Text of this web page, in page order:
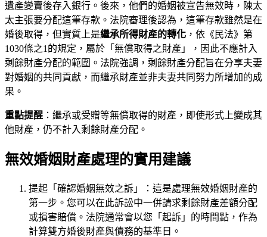
遺產變賣後存入銀行。後來，他們的婚姻被宣告無效時，陳太
太主張要分配這筆存款。法院審理後認為，這筆存款雖然是在
婚後取得，但實質上是繼承所得財產的轉化 ，依《民法》第
1030條之1的規定，屬於「無償取得之財產」，因此不應計入
剩餘財產分配的範圍。法院強調，剩餘財產分配旨在分享夫妻
對婚姻的共同貢獻，而繼承財產並非夫妻共同努力所增加的成
果。
重點提醒 ：繼承或受贈等無償取得的財產，即使形式上變成其
他財產，仍不計入剩餘財產分配。
無效婚姻財產處理的實用建議
提起「確認婚姻無效之訴」：這是處理無效婚姻財產的
第一步。您可以在此訴訟中一併請求剩餘財產差額分配
或損害賠償。法院通常會以您「起訴」的時間點，作為
計算雙方婚後財產與債務的基準日。